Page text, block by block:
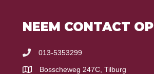
NEEM CONTACT OP
013-5353299
Bosscheweg 247C, Tilburg